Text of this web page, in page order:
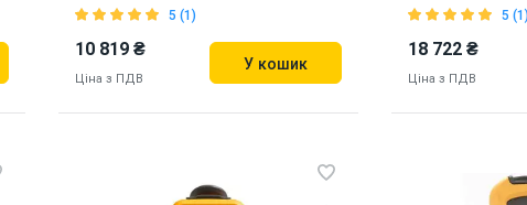
5 (1)
10 819 ₴
Ціна з ПДВ
У кошик
5 (1)
18 722 ₴
Ціна з ПДВ